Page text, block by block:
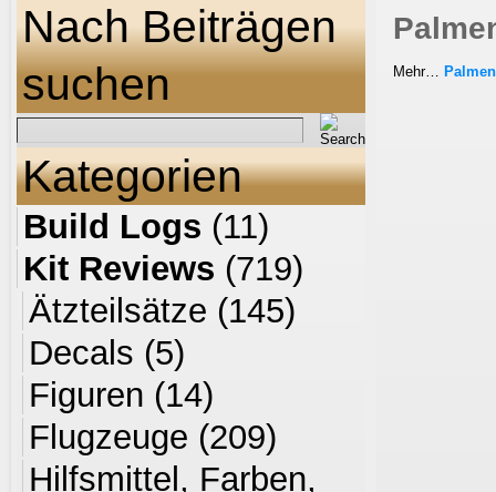
Nach Beiträgen
suchen
Kategorien
Build Logs (11)
Kit Reviews (719)
Ätzteilsätze (145)
Decals (5)
Figuren (14)
Flugzeuge (209)
Hilfsmittel, Farben,
Mehr…